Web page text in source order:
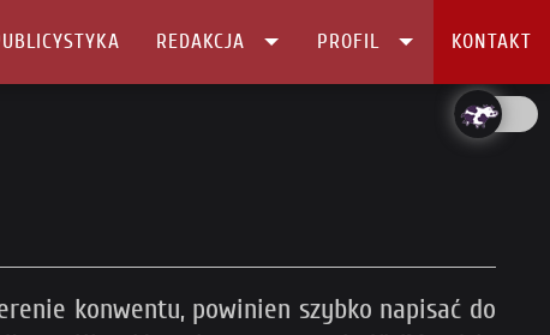
REDAKCJA PROFIL KONTAKT
konwentu, powinien szybko napisać do